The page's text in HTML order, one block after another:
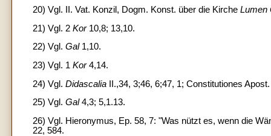
20) Vgl. II. Vat. Konzil, Dogm. Konst. über die Kirche Lumen
21) Vgl. 2 Kor10,8; 13,10.
22) Vgl. Gal1,10.
23) Vgl. 1 Kor4,14.
24) Vgl. Didascalia II.,34, 3;46, 6;47, 1; Constitutiones
25) Vgl. Gal4,3; 5,1.13.
26) Vgl. Hieronymus, Ep. 58, 7: "Was nützt es, wenn die
22, 584.